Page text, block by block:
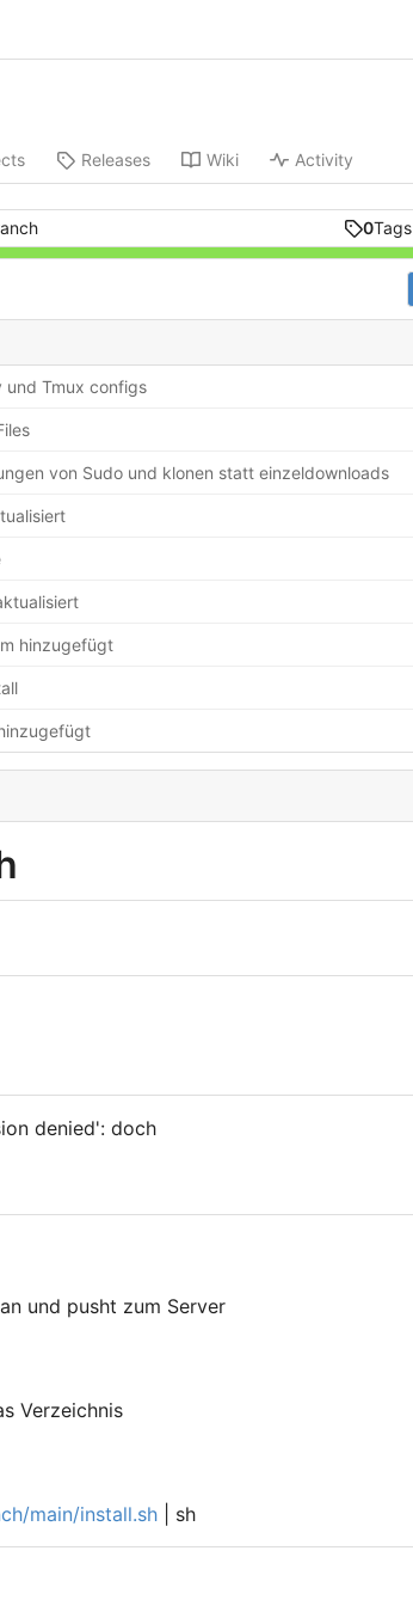
Releases Wiki Activity
0Tags
und Tmux configs
von Sudo und klonen statt einzeldownloads
hinzugefügt
denied': doch
und pusht zum Server
Verzeichnis
main/install.sh | sh